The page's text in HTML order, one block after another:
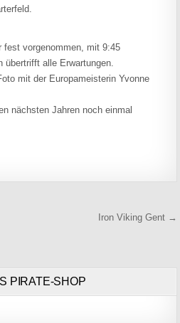
fest vorgenommen, mit 9:45
übertrifft alle Erwartungen.
mit der Europameisterin Yvonne
nächsten Jahren noch einmal
Iron Viking Gent →
PIRATE-SHOP